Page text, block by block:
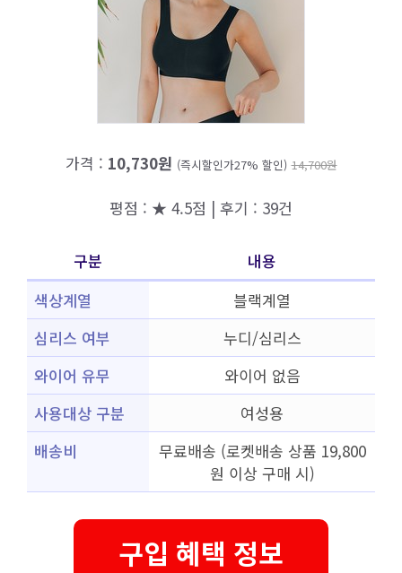
가격 : 10,730원 (즉시할인가27% 할인) 14,700원
평점 : ★ 4.5점 | 후기 : 39건
구분
내용
색상계열
블랙계열
심리스 여부
누디/심리스
와이어 유무
와이어 없음
사용대상 구분
여성용
배송비
무료배송 (로켓배송 상품 19,800
원 이상 구매 시)
구입 혜택 정보